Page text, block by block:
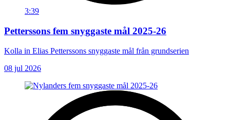
3:39
Petterssons fem snyggaste mål 2025-26
Kolla in Elias Petterssons snyggaste mål från grundserien
08 jul 2026